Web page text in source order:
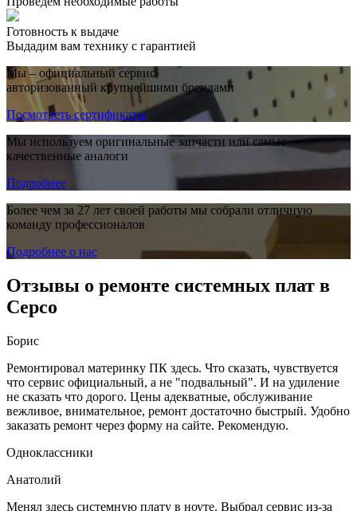
Готовность к выдаче
Выдадим вам технику с гарантией
Мы – официальный сервис,
авторизованный крупнейшими брендами
Посмотреть сертификаты
Мы используем оригинальные запчасти или самые
качественные аналоги
Подробнее
Более чем за 27 лет своей работы мы собрали отличную
команду профессионалов
Подробнее о нас
Отзывы о ремонте системных плат в
Серсо
Борис
Ремонтировал материнку ПК здесь. Что сказать, чувствуется
что сервис официальный, а не "подвальный". И на удиление
не сказать что дорого. Цены адекватные, обслуживание
вежливое, внимательное, ремонт достаточно быстрый. Удобно
заказать ремонт через форму на сайте. Рекомендую.
Одноклассники
Анатолий
Менял здесь системную плату в ноуте. Выбрал сервис из-за